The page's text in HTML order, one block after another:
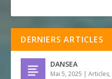
DERNIERS ARTICLES
DANSEA
Mai 5, 2025 |Articles,